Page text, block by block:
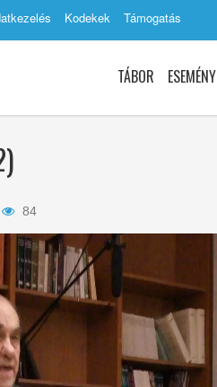
Kodekek Támogatás
TÁBOR ESEMÉNY
84